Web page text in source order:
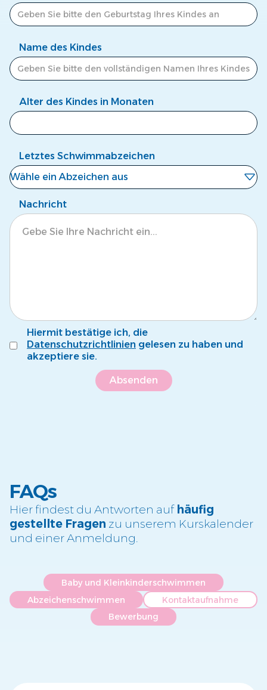
Name des Kindes
Alter des Kindes in Monaten
Letztes Schwimmabzeichen
Wähle ein Abzeichen aus
Noch kein Abzeichen
Fröschli
Seepferdli
Nachricht
Hiermit bestätige ich, die
Datenschutzrichtlinien gelesen zu haben und
akzeptiere sie.
FAQs
Hier findest du Antworten auf häufig
gestellte Fragen zu unserem Kurskalender
und einer Anmeldung.
Baby und Kleinkinderschwimmen
Abzeichenschwimmen
Kontaktaufnahme
Bewerbung